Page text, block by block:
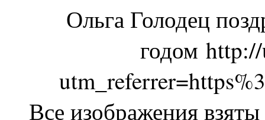
Ольга Голодец
годом
Все изображения